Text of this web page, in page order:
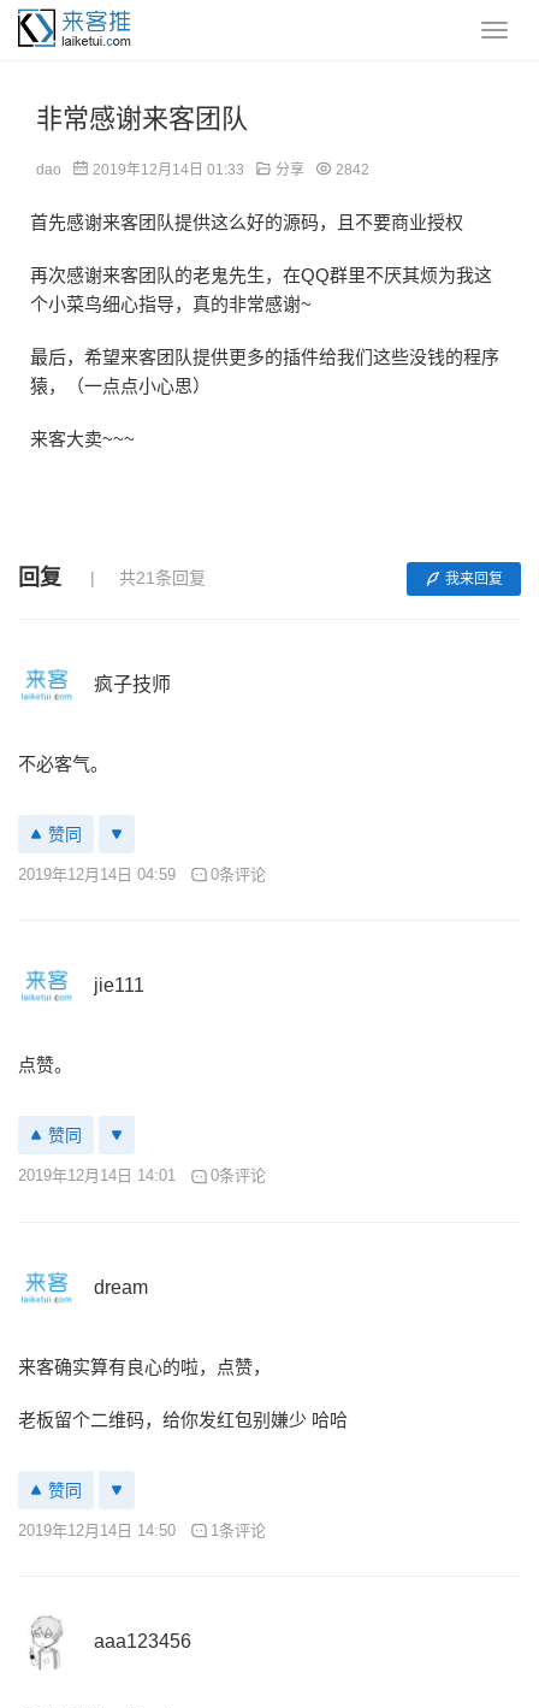
非常感谢来客团队
dao 2019年12月14日 01:33 分享 2842
首先感谢来客团队提供这么好的源码，且不要商业授权
再次感谢来客团队的老鬼先生，在QQ群里不厌其烦为我这
个小菜鸟细心指导，真的非常感谢~
最后，希望来客团队提供更多的插件给我们这些没钱的程序
猿，（一点点小心思）
来客大卖~~~
回复 共21条回复 我来回复
疯子技师
不必客气。
赞同
2019年12月14日 04:59 0条评论
jie111
点赞。
赞同
2019年12月14日 14:01 0条评论
dream
来客确实算有良心的啦，点赞，
老板留个二维码，给你发红包别嫌少 哈哈
赞同
2019年12月14日 14:50 1条评论
aaa123456